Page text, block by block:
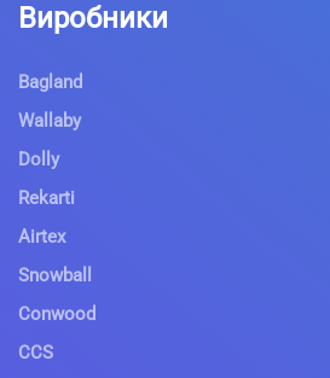
Виробники
Bagland
Wallaby
Dolly
Rekarti
Airtex
Snowball
Conwood
CCS